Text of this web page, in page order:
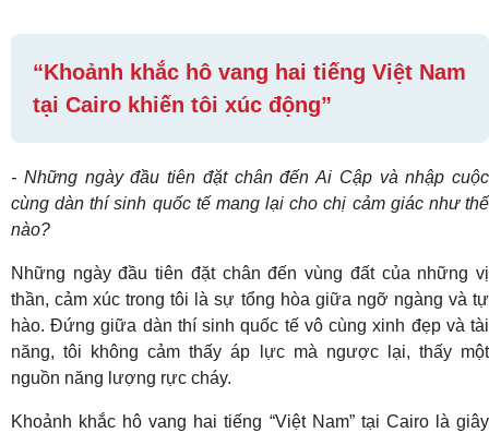
“Khoảnh khắc hô vang hai tiếng Việt Nam
tại Cairo khiến tôi xúc động”
- Những ngày đầu tiên đặt chân đến Ai Cập và nhập cuộc
cùng dàn thí sinh quốc tế mang lại cho chị cảm giác như thế
nào?
Những ngày đầu tiên đặt chân đến vùng đất của những vị
thần, cảm xúc trong tôi là sự tổng hòa giữa ngỡ ngàng và tự
hào. Đứng giữa dàn thí sinh quốc tế vô cùng xinh đẹp và tài
năng, tôi không cảm thấy áp lực mà ngược lại, thấy một
nguồn năng lượng rực cháy.
Khoảnh khắc hô vang hai tiếng “Việt Nam” tại Cairo là giây